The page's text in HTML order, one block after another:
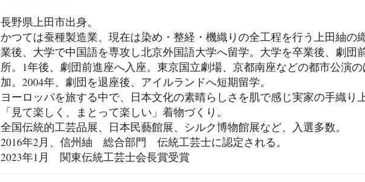
長野県上田市出身。
かつては蚕種製造業、現在は染め・整経・機織りの全工程を行う上田紬の
業後、大学で中国語を専攻し北京外国語大学へ留学。大学を卒業後、劇団
所。1年後、劇団前進座へ入座。東京国立劇場、京都南座などの都市公演
加。2004年、劇団を退座後、アイルランドへ短期留学。
ヨーロッパを旅する中で、日本文化の素晴らしさを肌で感じ実家の手織り
「見て楽しく、まとって楽しい」着物づくり。
全国伝統的工芸品展、日本民藝館展、シルク博物館展など、入選多数。
2016年2月、信州紬 総合部門 伝統工芸士に認定される。
2023年1月 関東伝統工芸士会長賞受賞